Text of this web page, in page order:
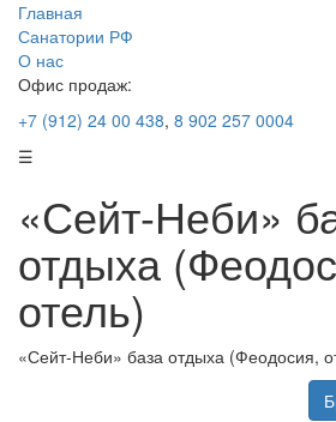
Главная
Санатории РФ
О нас
Офис продаж:
+7 (912) 24 00 438, 8 902 257 0004
☰
«Сейт-Неби»
отдыха
отель)
«Сейт-Неби» база отдыха (Феодосия,